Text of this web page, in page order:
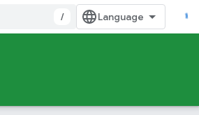
/